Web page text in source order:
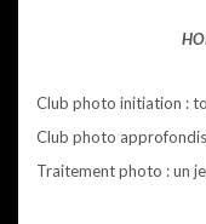
Club photo initiation :
Club photo
Traitement photo : un